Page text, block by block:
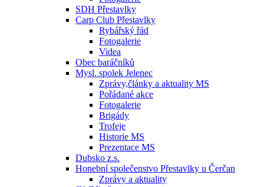
SDH Přestavlky
Carp Club Přestavlky
Rybářský řád
Fotogalerie
Videa
Obec baráčníků
Mysl. spolek Jelenec
Zprávy,články a aktuality MS
Pořádané akce
Fotogalerie
Brigády
Trofeje
Historie MS
Prezentace MS
Dubsko z.s.
Honební společenstvo Přestavlky u Čerčan
Zprávy a aktuality